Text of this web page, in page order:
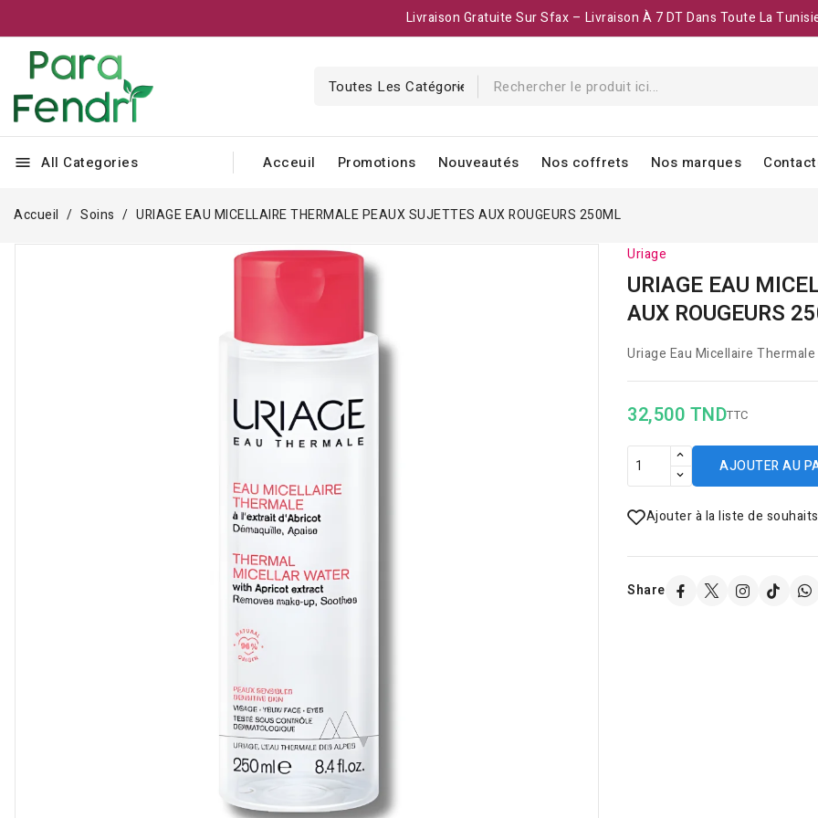
Livraison Gratuite Sur Sfax – Livraison À 7 DT Dans Toute La
menu All Categories Acceuil Promotions Nouveautés Nos coffrets Nos marques
Accueil Soins URIAGE EAU MICELLAIRE THERMALE PEAUX SUJETTES AUX ROUGEURS 250ML
Uriage
URIAGE EAU
AUX ROUGEURS
Uriage Eau Micellaire
32,500 TNDTTC
AJOUTER AU
Ajouter à la liste de souhaits
Share